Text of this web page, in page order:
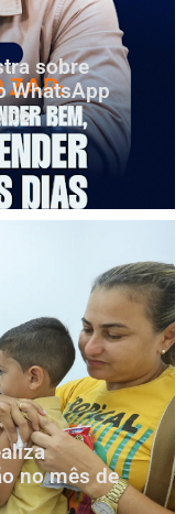
sobre
WhatsApp
no mês de